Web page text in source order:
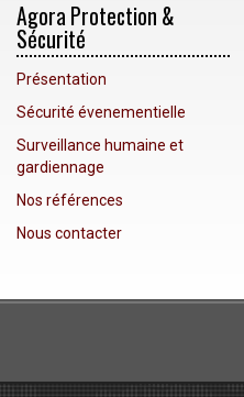
Agora Protection &
Sécurité
Présentation
Sécurité évenementielle
Surveillance humaine et
gardiennage
Nos références
Nous contacter